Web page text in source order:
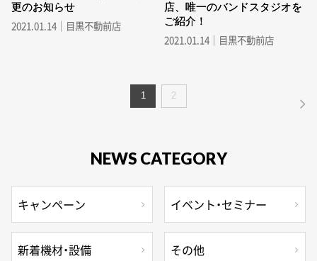
更のお知らせ
2021.01.14｜目黒不動前店
店、唯一のバンドスタジオを
ご紹介！
2021.01.14｜目黒不動前店
1 2
NEWS CATEGORY
キャンペーン イベント・セミナー
新着機材・設備 その他